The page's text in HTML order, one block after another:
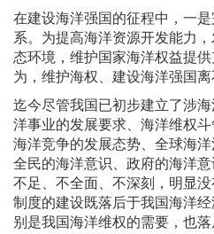
在建设海洋强国的征程中，一
系。为提高海洋资源开发能力
态环境，维护国家海洋权益提
为，维护海权、建设海洋强国离
迄今尽管我国已初步建立了涉
洋事业的发展要求、海洋维权
海洋竞争的发展态势、全球海
全民的海洋意识、政府的海洋意
不足、不全面、不深刻，明显
制度的建设既落后于我国海洋
别是我国海洋维权的需要，也